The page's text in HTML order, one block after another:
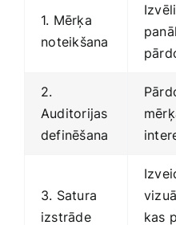
1.​ Mērķa
⁤noteikšana
2.
Auditorijas
definēšana
3. Satura
‍izstrāde
kas